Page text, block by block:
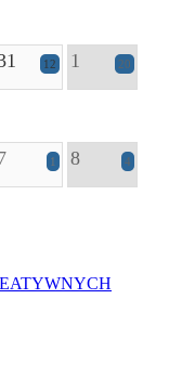
12 1 20
1 8 4